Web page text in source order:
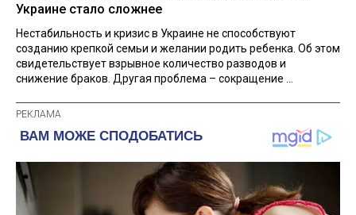
Украине стало сложнее
Нестабильность и кризис в Украине не способствуют
созданию крепкой семьи и желании родить ребенка. Об этом
свидетельствует взрывное количество разводов и
снижение браков. Другая проблема – сокращение ...